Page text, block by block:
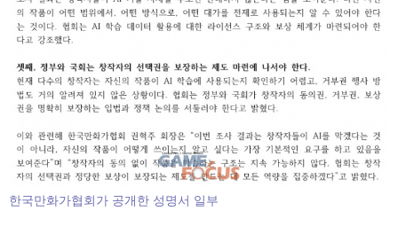
한국만화가협회가 공개한 성명서 일부